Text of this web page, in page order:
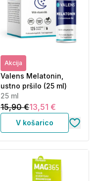
Akcija
Valens Melatonin,
ustno pršilo (25 ml)
25 ml
15,90 €13,51 €
V košarico